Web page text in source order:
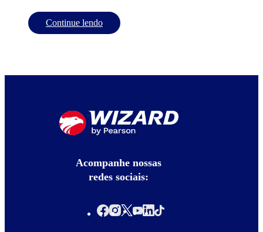
Continue lendo
Acompanhe nossas
redes sociais: